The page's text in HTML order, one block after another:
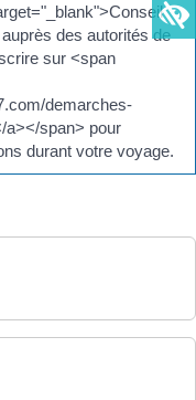
des autorités de
sur <span
demarches-
a></span> pour
durant votre voyage.